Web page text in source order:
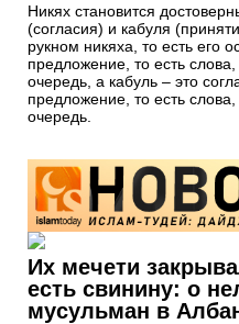
Никях становится
(согласия) и кабуля
рукном никяха, то есть его
предложение, то есть
очередь, а кабуль – это
предложение, то есть
очередь.
Их мечети
есть свинину: о
мусульман в